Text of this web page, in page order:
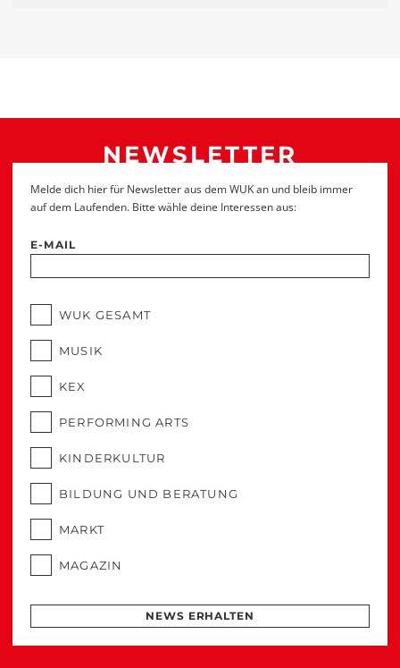
NEWSLETTER
Melde dich hier für Newsletter aus dem WUK an und bleib immer
auf dem Laufenden. Bitte wähle deine Interessen aus:
E-MAIL
WUK GESAMT
MUSIK
KEX
PERFORMING ARTS
KINDERKULTUR
BILDUNG UND BERATUNG
MARKT
MAGAZIN
NEWS ERHALTEN